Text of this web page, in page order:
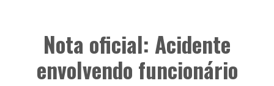
Nota oficial: Acidente
envolvendo funcionário